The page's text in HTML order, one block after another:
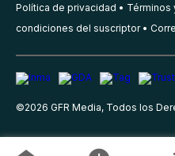
Política de privacidad Términos
condiciones del suscriptor
©2026 GFR Media, Todos los